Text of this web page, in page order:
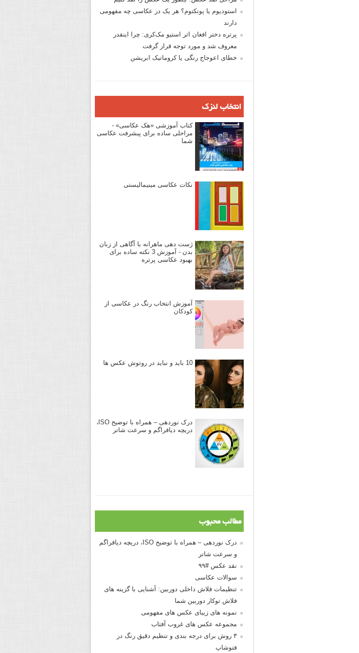
استودیوم یا پونکتوم؟ هر یک در عکاسی چه مفهومی
دارند
پرتره دختر افغان اثر استیو مک‌کری: چرا اینقدر
معروف شد و مورد توجه قرار گرفت
خطای اعوجاج رنگی یا کروماتیک ابریشن
انتخاب لنزک
کتاب آموزشی «هک عکاسی» -
مراحلی ساده برای پیشرفت عکاسی
شما
نکات عکاسی مینیمالیستی
ژست دهی ماهرانه با آگاهی از زبان
بدن - آموزش 3 نکته ساده برای
بهبود عکاسی پرتره
آموزش انتخاب رنگ در عکاسی از
کودکان
10 باید و نباید در روتوش عکس ها
درک نوردهی – همراه با توضیح ISO،
دریچه دیافراگم و سرعت شاتر
مطالب محبوب
درک نوردهی – همراه با توضیح ISO، دریچه دیافراگم
و سرعت شاتر
نقد عکس #۹۹
سوالات عکاسی
تنظیمات فلاش داخلی دوربین: آشنایی با گزینه های
فلاش توکار دوربین شما
نمونه های زیبای عکس های مفهومی
مجموعه عکس های غروب آفتاب
۳ روش برای درجه بندی و تنظیم دقیق رنگ در
فتوشاپ